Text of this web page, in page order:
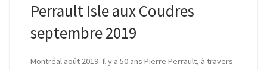
Perrault Isle aux Coudres
septembre 2019
Montréal août 2019- Il y a 50 ans Pierre Perrault, à travers